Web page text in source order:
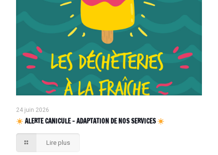
24 juin 2026
ALERTE CANICULE – ADAPTATION DE NOS SERVICES
Lire plus